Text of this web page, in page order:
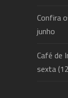
Confira
junho
Café de
sexta